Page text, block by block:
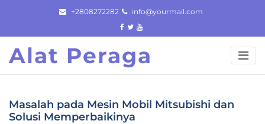
content
+2808272282 info@yourmail.com
Alat Peraga
Masalah pada Mesin Mobil Mitsubishi dan
Solusi Memperbaikinya